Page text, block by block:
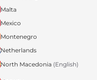
Malta
Mexico
Montenegro
Netherlands
North Macedonia (English)